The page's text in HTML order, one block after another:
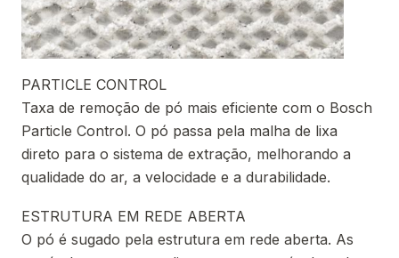
PARTICLE CONTROL
Taxa de remoção de pó mais eficiente com o Bosch
Particle Control. O pó passa pela malha de lixa
direto para o sistema de extração, melhorando a
qualidade do ar, a velocidade e a durabilidade.
ESTRUTURA EM REDE ABERTA
O pó é sugado pela estrutura em rede aberta. As